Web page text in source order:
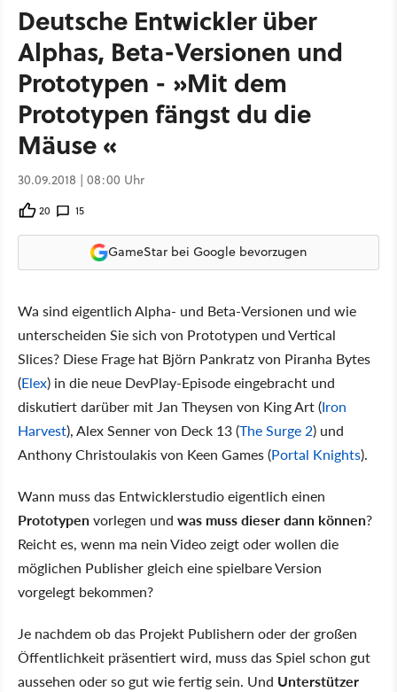
Deutsche Entwickler über
Alphas, Beta-Versionen und
Prototypen - »Mit dem
Prototypen fängst du die
Mäuse «
30.09.2018 | 08:00 Uhr
20 15
GameStar bei Google bevorzugen
Wa sind eigentlich Alpha- und Beta-Versionen und wie
unterscheiden Sie sich von Prototypen und Vertical
Slices? Diese Frage hat Björn Pankratz von Piranha Bytes
(Elex) in die neue DevPlay-Episode eingebracht und
diskutiert darüber mit Jan Theysen von King Art (Iron
Harvest), Alex Senner von Deck 13 (The Surge 2) und
Anthony Christoulakis von Keen Games (Portal Knights).
Wann muss das Entwicklerstudio eigentlich einen
Prototypenvorlegen und was muss dieser dann können?
Reicht es, wenn ma nein Video zeigt oder wollen die
möglichen Publisher gleich eine spielbare Version
vorgelegt bekommen?
Je nachdem ob das Projekt Publishern oder der großen
Öffentlichkeit präsentiert wird, muss das Spiel schon gut
aussehen oder so gut wie fertig sein. Und Unterstützer